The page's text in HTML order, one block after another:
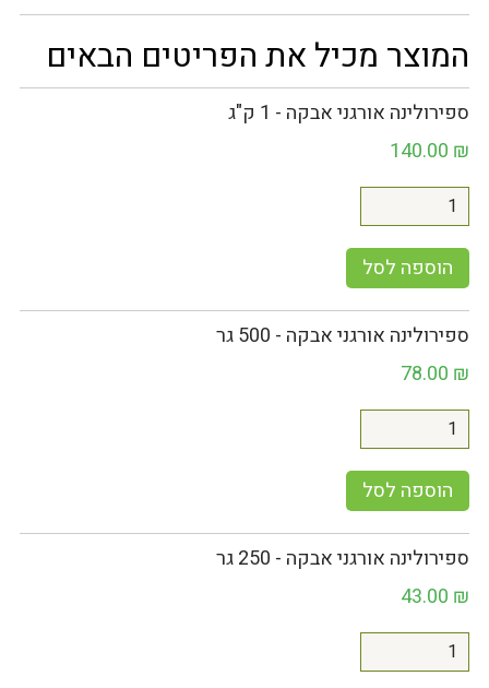
המוצר מכיל את הפריטים הבאים
ספירולינה אורגני אבקה - 1 ק"ג
140.00 ₪
הוספה לסל
ספירולינה אורגני אבקה - 500 גר
78.00 ₪
הוספה לסל
ספירולינה אורגני אבקה - 250 גר
43.00 ₪